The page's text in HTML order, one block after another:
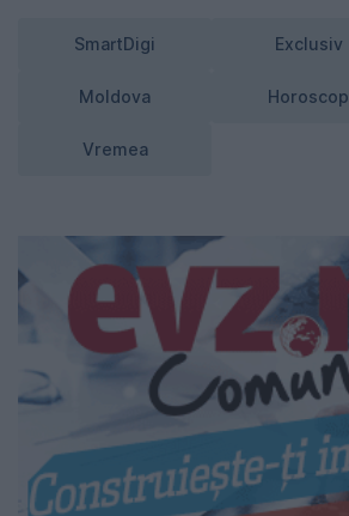
SmartDigi Exclusiv
Moldova Horoscop
Vremea